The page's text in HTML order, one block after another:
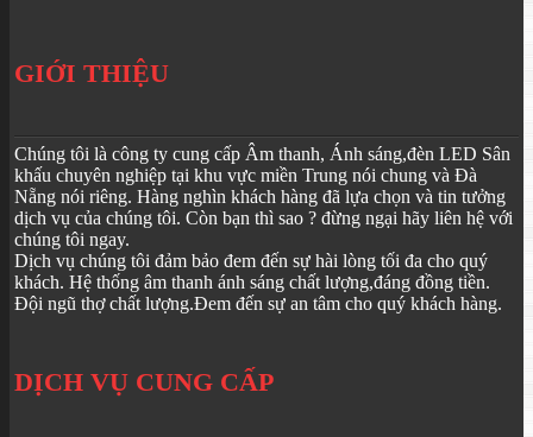
GIỚI THIỆU
Chúng tôi là công ty cung cấp Âm thanh, Ánh sáng,đèn LED Sân
khấu chuyên nghiệp tại khu vực miền Trung nói chung và Đà
Nẵng nói riêng. Hàng nghìn khách hàng đã lựa chọn và tin tưởng
dịch vụ của chúng tôi. Còn bạn thì sao ? đừng ngại hãy liên hệ với
chúng tôi ngay.
Dịch vụ chúng tôi đảm bảo đem đến sự hài lòng tối đa cho quý
khách. Hệ thống âm thanh ánh sáng chất lượng,đáng đồng tiền.
Đội ngũ thợ chất lượng.Đem đến sự an tâm cho quý khách hàng.
DỊCH VỤ CUNG CẤP